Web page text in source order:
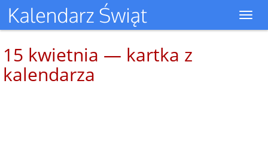
15 kwietnia — kartka z
kalendarza